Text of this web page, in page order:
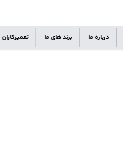
درباره ما برند های ما تعمیرکاران